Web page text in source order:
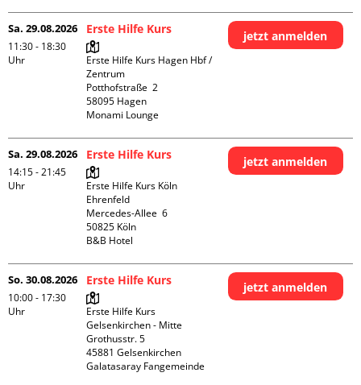
Sa. 29.08.2026
11:30 - 18:30
Uhr
Erste Hilfe Kurs
Erste Hilfe Kurs Hagen Hbf /
Zentrum
Potthofstraße  2
58095 Hagen
Monami Lounge
jetzt anmelden
Sa. 29.08.2026
14:15 - 21:45
Uhr
Erste Hilfe Kurs
Erste Hilfe Kurs Köln
Ehrenfeld
Mercedes-Allee  6
50825 Köln
B&B Hotel
jetzt anmelden
So. 30.08.2026
10:00 - 17:30
Uhr
Erste Hilfe Kurs
Erste Hilfe Kurs
Gelsenkirchen - Mitte
Grothusstr. 5
45881 Gelsenkirchen
Galatasaray Fangemeinde
jetzt anmelden